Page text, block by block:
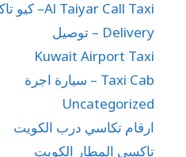
Al Taiyar Call Taxi– كيو تاكسي
Delivery – توصيل
Kuwait Airport Taxi
Taxi Cab – سيارة اجرة
Uncategorized
ارقام تكاسي درب الكويت
تاكسي المطار الكويت